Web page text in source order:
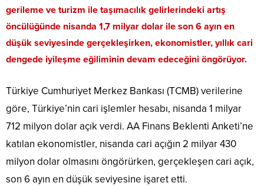
gerileme ve turizm ile taşımacılık gelirlerindeki artış
öncülüğünde nisanda 1,7 milyar dolar ile son 6 ayın en
düşük seviyesinde gerçekleşirken, ekonomistler, yıllık cari
dengede iyileşme eğiliminin devam edeceğini öngörüyor.
Türkiye Cumhuriyet Merkez Bankası (TCMB) verilerine
göre, Türkiye’nin cari işlemler hesabı, nisanda 1 milyar
712 milyon dolar açık verdi. AA Finans Beklenti Anketi’ne
katılan ekonomistler, nisanda cari açığın 2 milyar 430
milyon dolar olmasını öngörürken, gerçekleşen cari açık,
son 6 ayın en düşük seviyesine işaret etti.